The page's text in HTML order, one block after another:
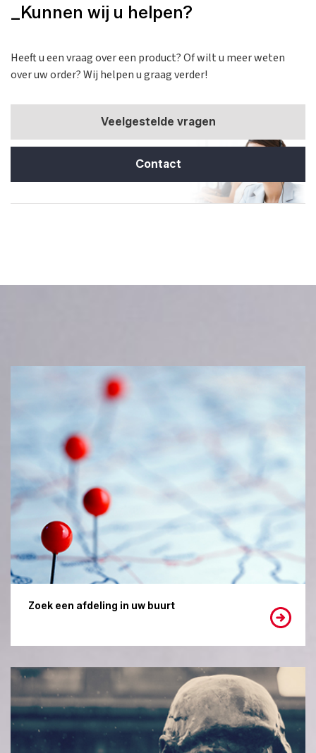
_Kunnen wij u helpen?
Heeft u een vraag over een product? Of wilt u meer weten
over uw order? Wij helpen u graag verder!
Veelgestelde vragen
Contact
Zoek een afdeling in uw buurt